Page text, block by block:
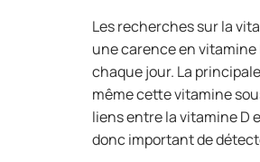
Les recherches sur la
une carence en vitamine
chaque jour. La
même cette vitamine
liens entre la vitamine D
donc important de